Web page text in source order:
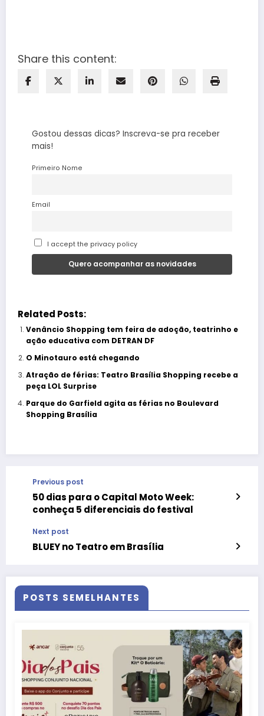
Share this content:
Gostou dessas dicas? Inscreva-se pra receber
mais!
Primeiro Nome
Email
I accept the privacy policy
Related Posts:
Venâncio Shopping tem feira de adoção, teatrinho e
ação educativa com DETRAN DF
O Minotauro está chegando
Atração de férias: Teatro Brasília Shopping recebe a
peça LOL Surprise
Parque do Garfield agita as férias no Boulevard
Shopping Brasília
Previous post
50 dias para o Capital Moto Week:
conheça 5 diferenciais do festival
Next post
BLUEY no Teatro em Brasília
POSTS SEMELHANTES